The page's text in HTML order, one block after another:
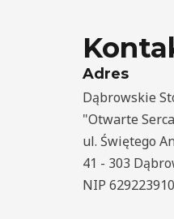
Adres
Dąbrowskie
"Otwarte
ul. Świętego
41 - 303
NIP